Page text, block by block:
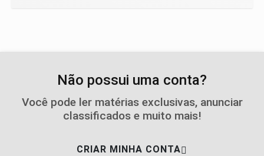
Não possui uma conta?
Você pode ler matérias exclusivas, anunciar
classificados e muito mais!
CRIAR MINHA CONTA